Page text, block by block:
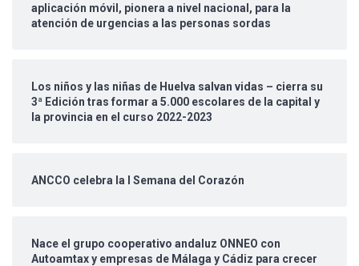
aplicación móvil, pionera a nivel nacional, para la
atención de urgencias a las personas sordas
Los niños y las niñas de Huelva salvan vidas – cierra su
3ª Edición tras formar a 5.000 escolares de la capital y
la provincia en el curso 2022-2023
ANCCO celebra la I Semana del Corazón
Nace el grupo cooperativo andaluz ONNEO con
Autoamtax y empresas de Málaga y Cádiz para crecer